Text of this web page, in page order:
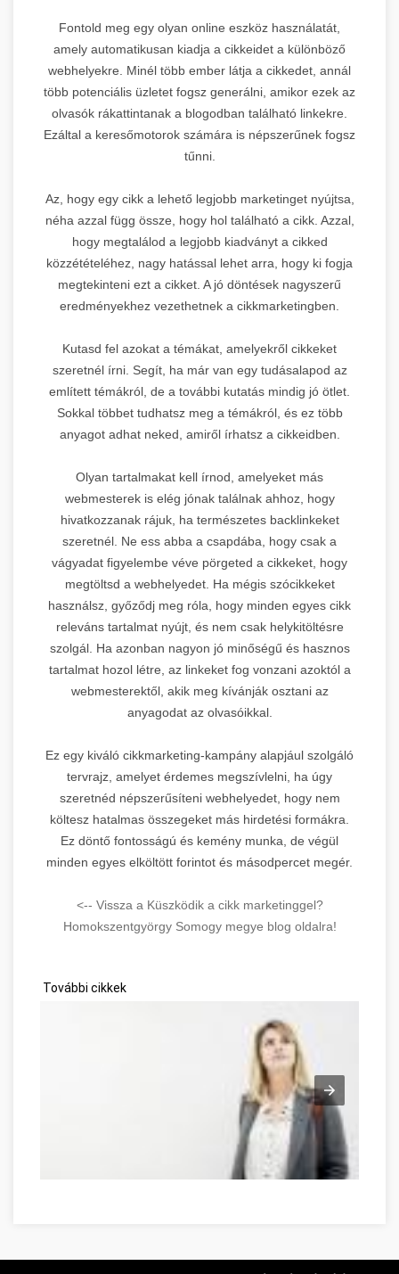
Fontold meg egy olyan online eszköz használatát,
amely automatikusan kiadja a cikkeidet a különböző
webhelyekre. Minél több ember látja a cikkedet, annál
több potenciális üzletet fogsz generálni, amikor ezek az
olvasók rákattintanak a blogodban található linkekre.
Ezáltal a keresőmotorok számára is népszerűnek fogsz
tűnni.
Az, hogy egy cikk a lehető legjobb marketinget nyújtsa,
néha azzal függ össze, hogy hol található a cikk. Azzal,
hogy megtalálod a legjobb kiadványt a cikked
közzétételéhez, nagy hatással lehet arra, hogy ki fogja
megtekinteni ezt a cikket. A jó döntések nagyszerű
eredményekhez vezethetnek a cikkmarketingben.
Kutasd fel azokat a témákat, amelyekről cikkeket
szeretnél írni. Segít, ha már van egy tudásalapod az
említett témákról, de a további kutatás mindig jó ötlet.
Sokkal többet tudhatsz meg a témákról, és ez több
anyagot adhat neked, amiről írhatsz a cikkeidben.
Olyan tartalmakat kell írnod, amelyeket más
webmesterek is elég jónak találnak ahhoz, hogy
hivatkozzanak rájuk, ha természetes backlinkeket
szeretnél. Ne ess abba a csapdába, hogy csak a
vágyadat figyelembe véve pörgeted a cikkeket, hogy
megtöltsd a webhelyedet. Ha mégis szócikkeket
használsz, győződj meg róla, hogy minden egyes cikk
releváns tartalmat nyújt, és nem csak helykitöltésre
szolgál. Ha azonban nagyon jó minőségű és hasznos
tartalmat hozol létre, az linkeket fog vonzani azoktól a
webmesterektől, akik meg kívánják osztani az
anyagodat az olvasóikkal.
Ez egy kiváló cikkmarketing-kampány alapjául szolgáló
tervrajz, amelyet érdemes megszívlelni, ha úgy
szeretnéd népszerűsíteni webhelyedet, hogy nem
költesz hatalmas összegeket más hirdetési formákra.
Ez döntő fontosságú és kemény munka, de végül
minden egyes elköltött forintot és másodpercet megér.
<-- Vissza a Küszködik a cikk marketinggel?
Homokszentgyörgy Somogy megye blog oldalra!
További cikkek